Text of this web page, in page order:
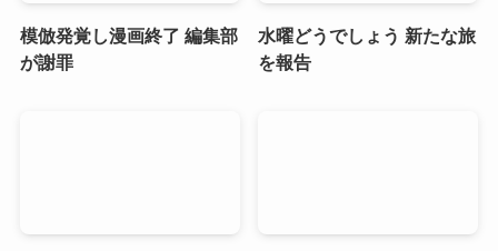
模倣発覚し漫画終了 編集部
が謝罪
水曜どうでしょう 新たな旅
を報告